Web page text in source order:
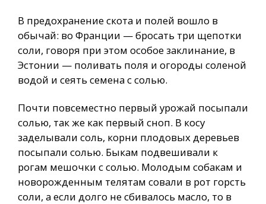
В предохранение скота и полей вошло в
обычай: во Франции — бросать три щепотки
соли, говоря при этом особое заклинание, в
Эстонии — поливать поля и огороды соленой
водой и сеять семена с солью.
Почти повсеместно первый урожай посыпали
солью, так же как первый сноп. В косу
заделывали соль, корни плодовых деревьев
посыпали солью. Быкам подвешивали к
рогам мешочки с солью. Молодым собакам и
новорожденным телятам совали в рот горсть
соли, а если долго не сбивалось масло, то в